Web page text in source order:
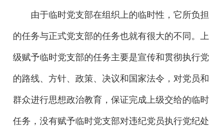
由于临时党支部在组织上的临时性，它所负担
的任务与正式党支部的任务也就有很大的不同。上
级赋予临时党支部的任务主要是宣传和贯彻执行党
的路线、方针、政策、决议和国家法令，对党员和
群众进行思想政治教育，保证完成上级交给的临时
任务，没有赋予临时党支部对违纪党员执行党纪处